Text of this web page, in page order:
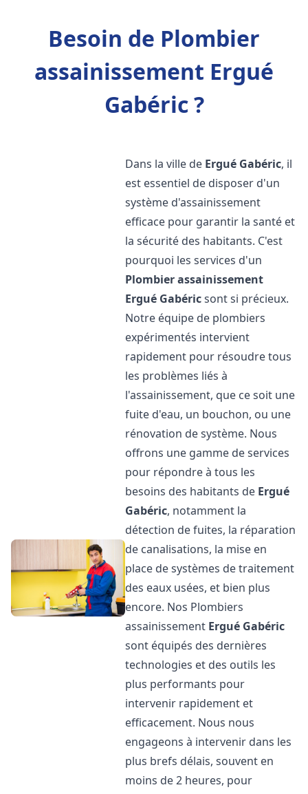
Besoin de Plombier
assainissement Ergué
Gabéric ?
Dans la ville de Ergué Gabéric, il
est essentiel de disposer d'un
système d'assainissement
efficace pour garantir la santé et
la sécurité des habitants. C'est
pourquoi les services d'un
Plombier assainissement
Ergué Gabéricsont si précieux.
Notre équipe de plombiers
expérimentés intervient
rapidement pour résoudre tous
les problèmes liés à
l'assainissement, que ce soit une
fuite d'eau, un bouchon, ou une
rénovation de système. Nous
offrons une gamme de services
pour répondre à tous les
besoins des habitants de Ergué
Gabéric, notamment la
détection de fuites, la réparation
de canalisations, la mise en
place de systèmes de traitement
des eaux usées, et bien plus
encore. Nos Plombiers
assainissement Ergué Gabéric
sont équipés des dernières
technologies et des outils les
plus performants pour
intervenir rapidement et
efficacement. Nous nous
engageons à intervenir dans les
plus brefs délais, souvent en
moins de 2 heures, pour